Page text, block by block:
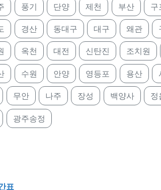
풍기 단양 제천 부산 구
경산 동대구 대구 왜관
옥천 대전 신탄진 조치원
수원 안양 영등포 용산
무안 나주 장성 백양사 정
광주송정
표